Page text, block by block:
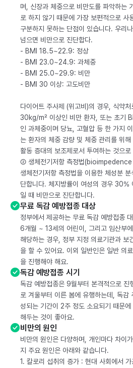
며, 신장과 체중으로 비만도를 파악하는
로 하지 않기 때문에 가장 보편적으로 사
구분하지 못하는 단점이 있습니다. 우리
넘으면 비만으로 진단합다.
- BMI 18.5~22.9: 정상
- BMI 23.0~24.9: 과체중
- BMI 25.0~29.9: 비만
- BMI 30 이상: 고도비만
다이어트 주사제 (위고비)의 경우, 식약
30kg/m² 이상인 비만 환자, 또는 초
인 과체중이며 당뇨, 고혈압 등 한 가지
는 환자의 체중 감량 및 체중 관리를 위
활동 증대의 보조제로서 투여하는 것으
② 생체전기저항 측정법
생체전기저항 측정법을 이용한 체성분
단합니다. 체지방률이 여성의 경우
일 때 비만으로 진단합니다.
무료 독감 예방접종 대상
정부에서 제공하는 무료 독감 예방접종
6개월 ~ 13세의 어린이, 그리고 임산부
해당하는 경우, 정부 지정 의료기관과 보
을 할 수 있어요. 이외 일반인은 일반 의
을 진행해야 해요.
독감 예방접종 시기
독감 예방접종은 9월부터 본격적으로 진
로 겨울부터 이른 봄에 유행하는데, 독감
성되는 기간이 2주 정도 소요되기 때문
해두는 것이 좋아요.
비만의 원인
비만의 원인은 다양하며, 개인마다 차이
지 주요 원인은 아래와 같습니다.
1. 칼로리 섭취의 증가 : 현대 사회에서